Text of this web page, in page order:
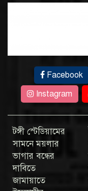
Facebook
Instagram
টঙ্গী স্টেডিয়ামের
সামনে ময়লার
ভাগার বন্ধের
দাবিতে
জামায়াতে